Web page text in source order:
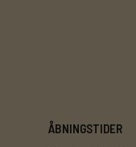
ÅBNINGSTIDER